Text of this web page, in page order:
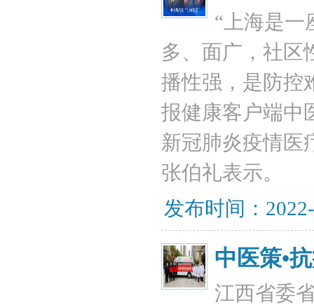
“上海是一
多、面广，社区
播性强，是防控
报健康客户端中
新冠肺炎疫情医
张伯礼表示。
发布时间：
中医策•
江西省委